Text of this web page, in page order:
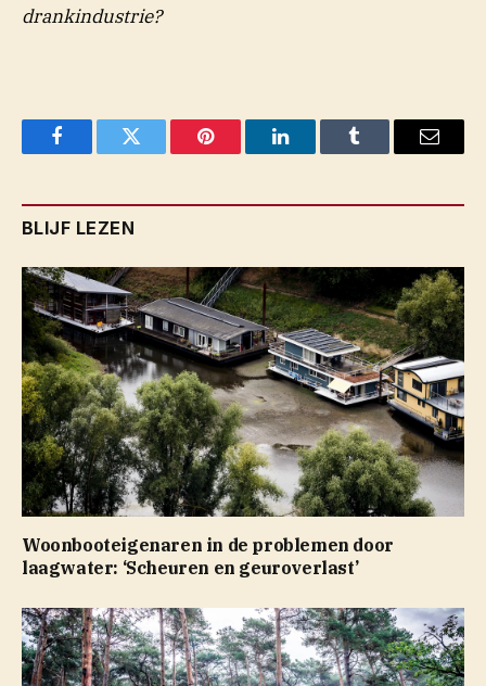
drankindustrie?
FacebookTwitter Pinterest LinkedInTumblr Email
BLIJF LEZEN
Woonbooteigenaren in de problemen door
laagwater: ‘Scheuren en geuroverlast’